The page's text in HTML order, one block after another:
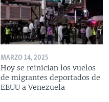
MARZO 14, 2025
Hoy se reinician los vuelos
de migrantes deportados de
EEUU a Venezuela